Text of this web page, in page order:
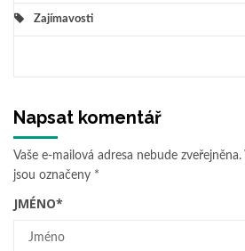
Zajímavosti
Napsat komentář
Vaše e-mailová adresa nebude zveřejněna.
jsou označeny *
JMÉNO*